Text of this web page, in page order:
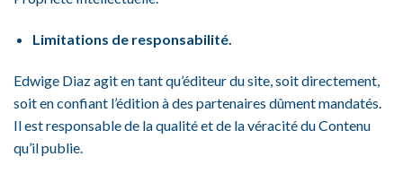
Limitations de responsabilité.
Edwige Diaz agit en tant qu’éditeur du site, soit directement,
soit en confiant l’édition à des partenaires dûment mandatés.
Il est responsable de la qualité et de la véracité du Contenu
qu’il publie.